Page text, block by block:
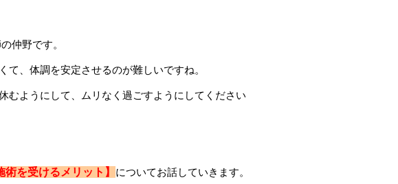
仲野です。
て、体調を安定させるのが難しいですね。
むようにして、ムリなく過ごすようにしてください
術を受けるメリット】 についてお話していきます。